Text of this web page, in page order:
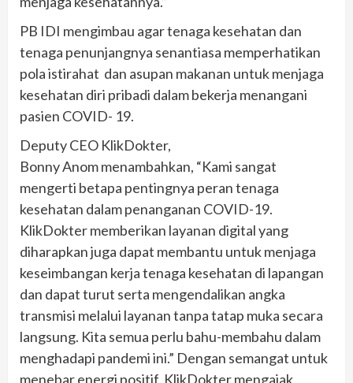
PB IDI mengimbau agar tenaga kesehatan dan
tenaga penunjangnya senantiasa memperhatikan
pola istirahat dan asupan makanan untuk menjaga
kesehatan diri pribadi dalam bekerja menangani
pasien COVID- 19.
Deputy CEO KlikDokter,
Bonny Anom menambahkan, “Kami sangat
mengerti betapa pentingnya peran tenaga
kesehatan dalam penanganan COVID-19.
KlikDokter memberikan layanan digital yang
diharapkan juga dapat membantu untuk menjaga
keseimbangan kerja tenaga kesehatan di lapangan
dan dapat turut serta mengendalikan angka
transmisi melalui layanan tanpa tatap muka secara
langsung. Kita semua perlu bahu-membahu dalam
menghadapi pandemi ini.” Dengan semangat untuk
menebar energi positif, KlikDokter mengajak